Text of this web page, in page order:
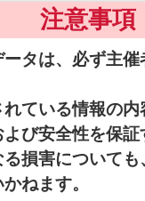
注意事項
タは、必ず主
ている情報の
び安全性を保
損害について
ねます。